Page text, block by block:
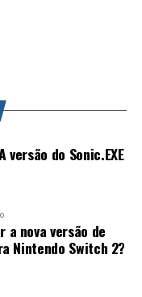
passo para a
versão do Sonic.EXE
a nova versão de
Nintendo Switch 2?